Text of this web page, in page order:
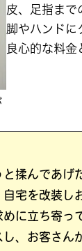
皮、足指まで
脚やハンドに
良心的な料金
揉んであ
宅を改装し
に立ち寄っ
、お客さ